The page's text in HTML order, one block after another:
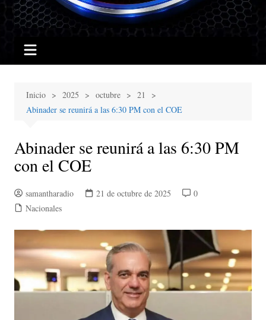
Inicio 2025 octubre
21
Abinader se reunirá a las 6:30 PM con el COE
Abinader se reunirá a las 6:30 PM
con el COE
samantharadio 21 de octubre de 2025
0
Nacionales